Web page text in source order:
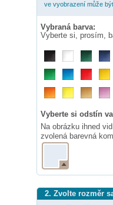
ve vyobrazení může
Vybraná barva:
Vyberte si, prosím,
Vyberte si odstín
Na obrázku ihned
zvolená barevná
2. Zvolte rozměr